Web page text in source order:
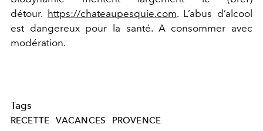
détour. https://chateaupesquie.com. L’abus d’alcool
est dangereux pour la santé. A consommer avec
modération.
Tags
RECETTE VACANCES PROVENCE